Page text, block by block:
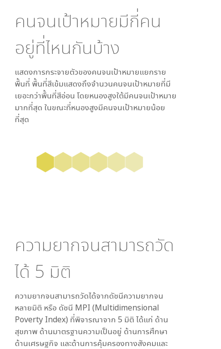
คนจนเป้าหมายมีกี่คน
อยู่ที่ไหนกันบ้าง
แสดงการกระจายตัวของคนจนเป้าหมายแยกราย
พื้นที่ พื้นที่สีเข้มแสดงถึงจำนวนคนจนเป้าหมายที่มี
เยอะกว่าพื้นที่สีอ่อน โดยหนองสูงใต้มีคนจนเป้าหมาย
มากที่สุด ในขณะที่หนองสูงมีคนจนเป้าหมายน้อย
ที่สุด
ความยากจนสามารถวัด
ได้ 5 มิติ
ความยากจนสามารถวัดได้จากดัชนีความยากจน
หลายมิติ หรือ ดัชนี MPI (Multidimensional
Poverty Index) ที่พิจารณาจาก 5 มิติ ได้แก่ ด้าน
สุขภาพ ด้านมาตรฐานความเป็นอยู่ ด้านการศึกษา
ด้านเศรษฐกิจ และด้านการคุ้มครองทางสังคมและ